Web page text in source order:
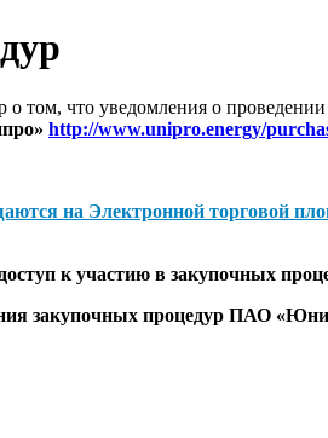
том, что уведомления о
http://www.unipro.energy/
на Электронной торговой
к участию в закупочных
закупочных процедур ПАО